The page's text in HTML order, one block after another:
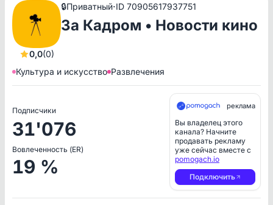
0,0(0)
🔒Приватный·ID 70905617937751
За Кадром • Новости кино
Культура и искусство Развлечения
Подписчики
31'076
Вовлеченность (ER)
19 %
реклама
Вы владелец этого
канала? Начните
продавать рекламу
уже сейчас вместе с
pomogach.io
Подключить